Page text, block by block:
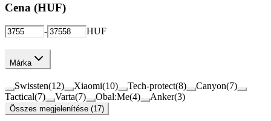
Cena (HUF)
- HUF
Márka
Swissten(12) Xiaomi(10) Tech-protect(8) Canyon(7)
Tactical(7) Varta(7) Obal:Me(4) Anker(3)
Összes megjelenítése (17)